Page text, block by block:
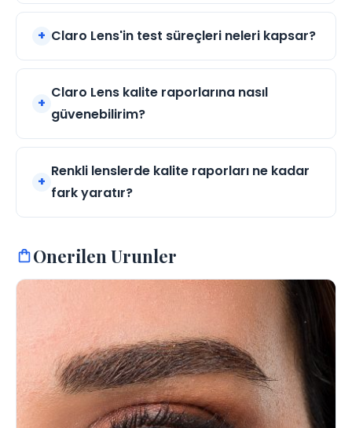
Claro Lens'in test süreçleri neleri kapsar?
Claro Lens kalite raporlarına nasıl
güvenebilirim?
Renkli lenslerde kalite raporları ne kadar
fark yaratır?
Onerilen Urunler